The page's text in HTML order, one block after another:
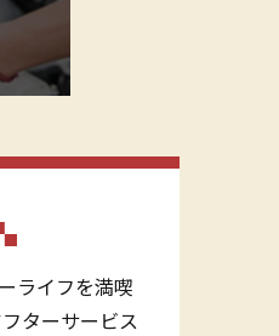
ライフを満喫
ターサービス